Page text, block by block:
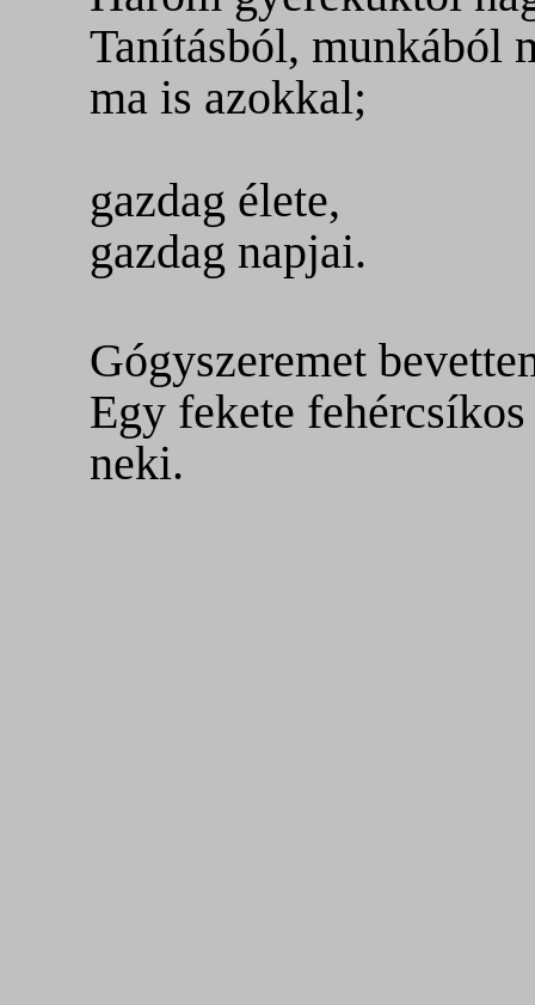
Tanításból, munkából
ma is azokkal;
gazdag élete,
gazdag napjai.
Gógyszeremet
Egy fekete
neki.